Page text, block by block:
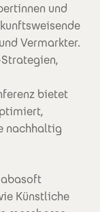
und
Vermarkter.
bietet
nachhaltig
Künstliche